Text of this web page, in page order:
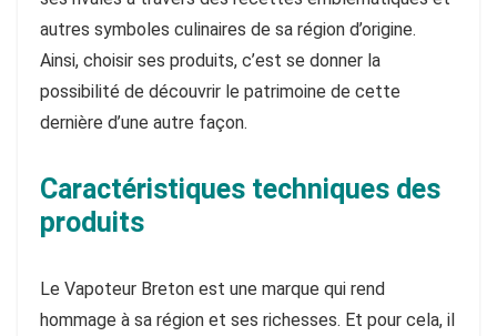
autres symboles culinaires de sa région d’origine.
Ainsi, choisir ses produits, c’est se donner la
possibilité de découvrir le patrimoine de cette
dernière d’une autre façon.
Caractéristiques techniques des
produits
Le Vapoteur Breton est une marque qui rend
hommage à sa région et ses richesses. Et pour cela, il